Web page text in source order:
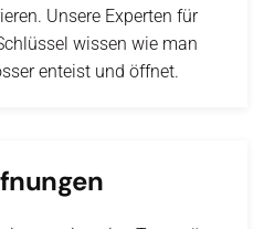
Unsere Experten für
wissen wie man
enteist und öffnet.